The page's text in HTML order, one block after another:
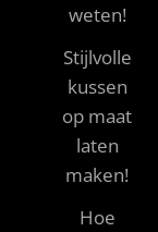
weten!
Stijlvolle
kussen
op maat
laten
maken!
Hoe